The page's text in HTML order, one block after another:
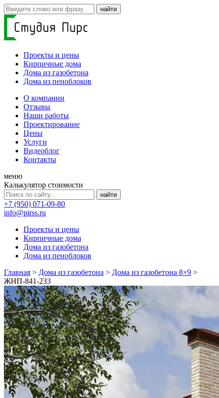
Проекты и цены
Кирпичные дома
Дома из газобетона
Дома из пеноблоков
О компании
Отзывы
Наши работы
Проектирование
Цены
Услуги
Видеоблог
Контакты
меню
Калькулятор стоимости
+7 (950) 071-09-80
info@pirss.ru
Проекты и цены
Кирпичные дома
Дома из газобетона
Дома из пеноблоков
Главная > Дома из газобетона > Дома из газобетона 8×9 >
ЖНП-841-233